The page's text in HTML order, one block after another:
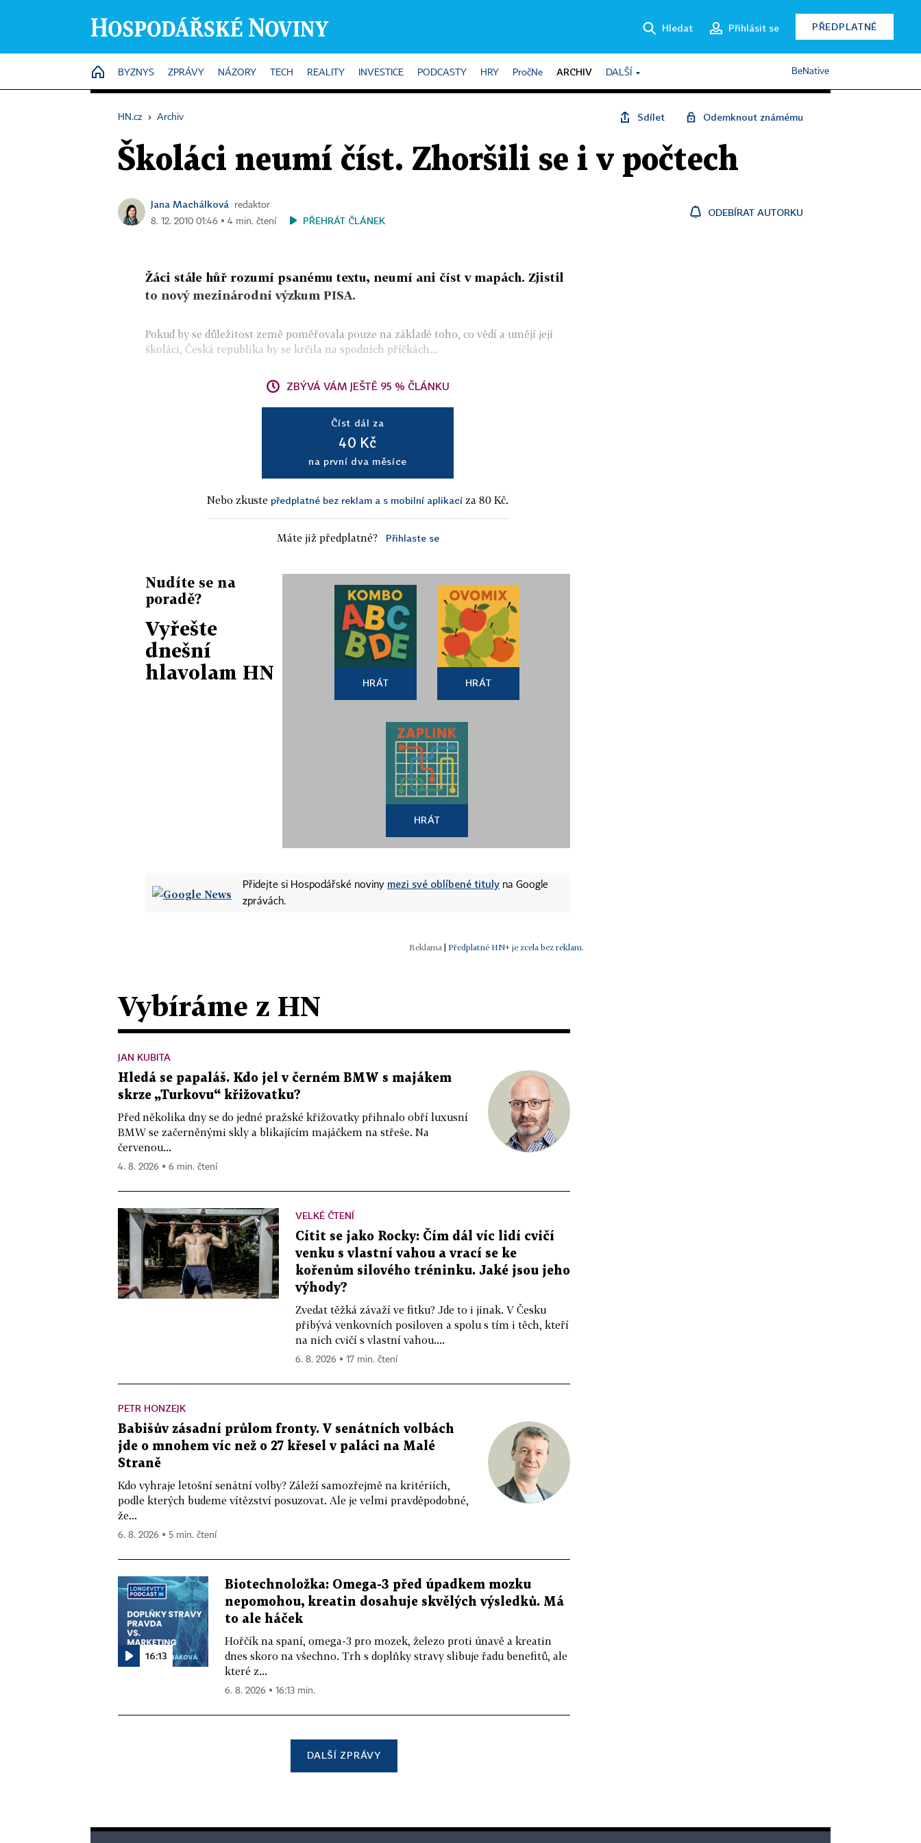
Hledat Přihlásit se PŘEDPLATNÉ
HOME
BYZNYS ZPRÁVY NÁZORY TECH REALITY INVESTICE PODCASTY HRY PročNe ARCHIV DALŠÍ BeNative
HN.cz › Archiv Sdílet Odemknout známému
Školáci neumí číst. Zhoršili se i v počtech
Jana Machálková
redaktor
8. 12. 2010 01:46 ▪ 4 min. čtení
PŘEHRÁT ČLÁNEK
ODEBÍRAT AUTORKU
Žáci stále hůř rozumí psanému textu, neumí ani číst v mapách. Zjistil
to nový mezinárodní výzkum PISA.
Pokud by se důležitost země poměřovala pouze na základě toho, co vědí a umějí její
školáci, Česká republika by se krčila na spodních příčkách...
ZBÝVÁ VÁM JEŠTĚ 95 % ČLÁNKU
Číst dál za
40 Kč
na první dva měsíce
Nebo zkuste předplatné bez reklam a s mobilní aplikací za 80 Kč.
Máte již předplatné? Přihlaste se
Nudíte se na
poradě?
Vyřešte
dnešní
hlavolam HN
HRÁT HRÁT
HRÁT
Přidejte si Hospodářské noviny mezi své oblíbené tituly na Google
zprávách.
Předplatné HN+ je zcela bez reklam.
Vybíráme z HN
JAN KUBITA
Hledá se papaláš. Kdo jel v černém BMW s majákem
skrze „Turkovu“ křižovatku?
Před několika dny se do jedné pražské křižovatky přihnalo obří luxusní
BMW se začerněnými skly a blikajícím majáčkem na střeše. Na
červenou...
4. 8. 2026 ▪ 6 min. čtení
VELKÉ ČTENÍ
Cítit se jako Rocky: Čím dál víc lidí cvičí
venku s vlastní vahou a vrací se ke
kořenům silového tréninku. Jaké jsou jeho
výhody?
Zvedat těžká závaží ve fitku? Jde to i jinak. V Česku
přibývá venkovních posiloven a spolu s tím i těch, kteří
na nich cvičí s vlastní vahou....
6. 8. 2026 ▪ 17 min. čtení
PETR HONZEJK
Babišův zásadní průlom fronty. V senátních volbách
jde o mnohem víc než o 27 křesel v paláci na Malé
Straně
Kdo vyhraje letošní senátní volby? Záleží samozřejmě na kritériích,
podle kterých budeme vítězství posuzovat. Ale je velmi pravděpodobné,
že...
6. 8. 2026 ▪ 5 min. čtení
16:13
Biotechnoložka: Omega-3 před úpadkem mozku
nepomohou, kreatin dosahuje skvělých výsledků. Má
to ale háček
Hořčík na spaní, omega-3 pro mozek, železo proti únavě a kreatin
dnes skoro na všechno. Trh s doplňky stravy slibuje řadu benefitů, ale
které z...
6. 8. 2026 ▪ 16:13 min.
DALŠÍ ZPRÁVY